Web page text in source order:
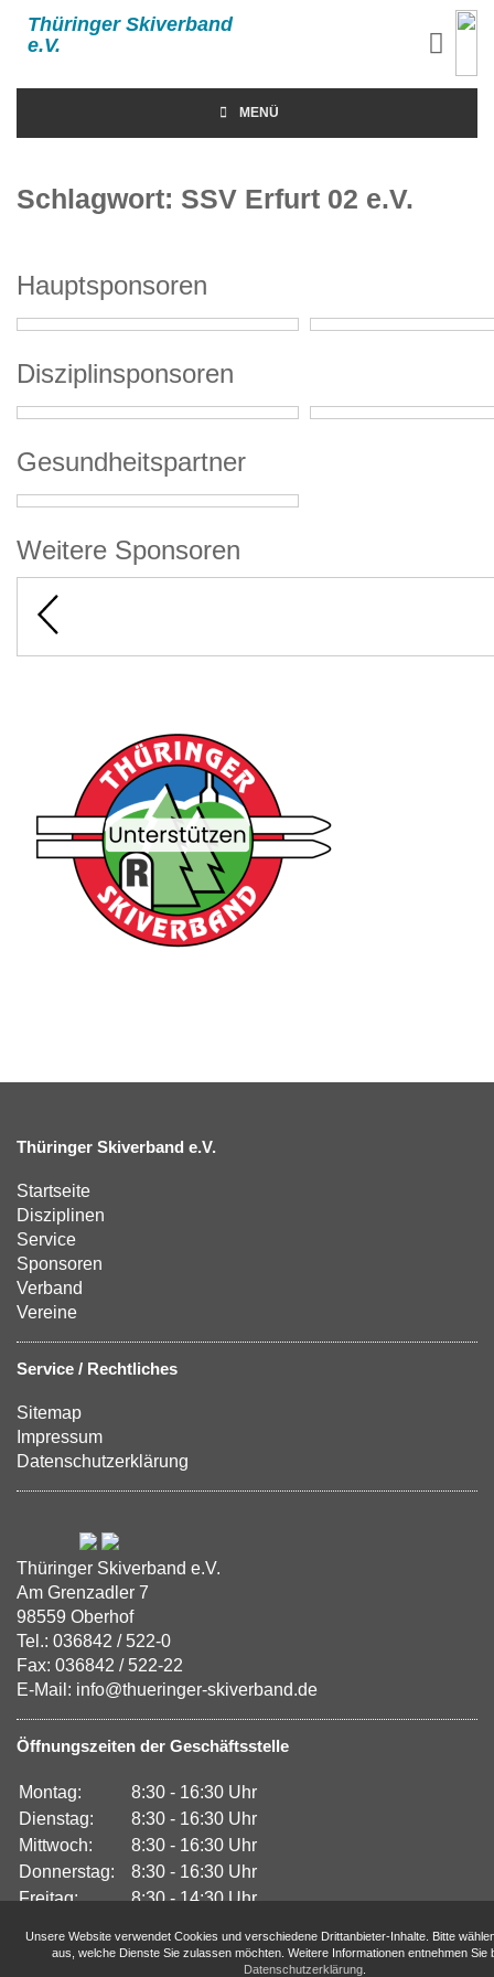
Thüringer Skiverband
e.V.
MENÜ
Schlagwort: SSV Erfurt 02 e.V.
Hauptsponsoren
Disziplinsponsoren
Gesundheitspartner
Weitere Sponsoren
Thüringer Skiverband e.V.
Startseite
Disziplinen
Service
Sponsoren
Verband
Vereine
Service / Rechtliches
Sitemap
Impressum
Datenschutzerklärung
Thüringer Skiverband e.V.
Am Grenzadler 7
98559 Oberhof
Tel.: 036842 / 522-0
Fax: 036842 / 522-22
E-Mail: info@thueringer-skiverband.de
Öffnungszeiten der Geschäftsstelle
Montag:
8:30 - 16:30 Uhr
Dienstag:
8:30 - 16:30 Uhr
Mittwoch:
8:30 - 16:30 Uhr
Donnerstag:
8:30 - 16:30 Uhr
Freitag:
8:30 - 14:30 Uhr
Unsere Website verwendet Cookies und verschiedene Drittanbieter-Inhalte. Bitte
aus, welche Dienste Sie zulassen möchten. Weitere Informationen entnehmen Sie
Datenschutzerklärung.